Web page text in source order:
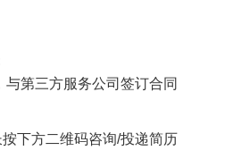
与第三方服务公司签订合同
下方二维码咨询/投递简历